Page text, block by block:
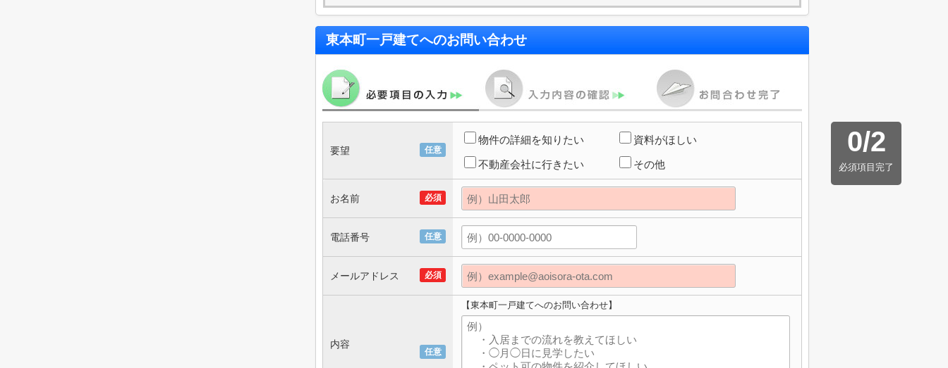
東本町一戸建てへのお問い合わせ
0/2
必須項目完了
任意
要望
物件の詳細を知りたい 資料がほしい
不動産会社に行きたい その他
必須
お名前
任意
電話番号
必須
メールアドレス
任意
内容
【東本町一戸建てへのお問い合わせ】